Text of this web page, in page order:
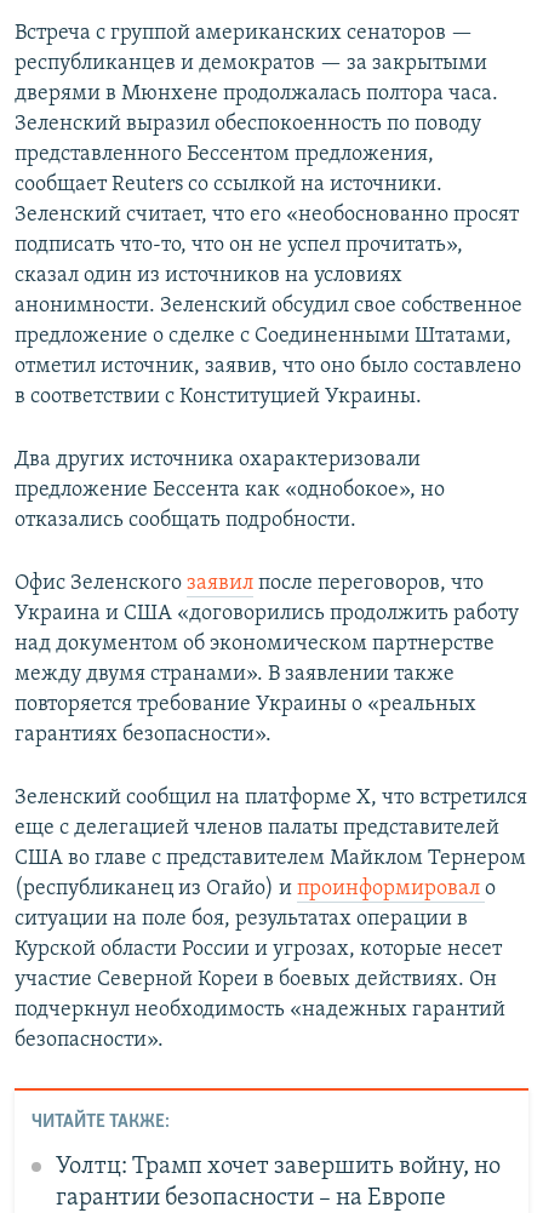
Встреча с группой американских сенаторов —
республиканцев и демократов — за закрытыми
дверями в Мюнхене продолжалась полтора часа.
Зеленский выразил обеспокоенность по поводу
представленного Бессентом предложения,
сообщает Reuters со ссылкой на источники.
Зеленский считает, что его «необоснованно просят
подписать что-то, что он не успел прочитать»,
сказал один из источников на условиях
анонимности. Зеленский обсудил свое собственное
предложение о сделке с Соединенными Штатами,
отметил источник, заявив, что оно было составлено
в соответствии с Конституцией Украины.
Два других источника охарактеризовали
предложение Бессента как «однобокое», но
отказались сообщать подробности.
Офис Зеленского заявил после переговоров, что
Украина и США «договорились продолжить работу
над документом об экономическом партнерстве
между двумя странами». В заявлении также
повторяется требование Украины о «реальных
гарантиях безопасности».
Зеленский сообщил на платформе X, что встретился
еще с делегацией членов палаты представителей
США во главе с представителем Майклом Тернером
(республиканец из Огайо) и проинформировал о
ситуации на поле боя, результатах операции в
Курской области России и угрозах, которые несет
участие Северной Кореи в боевых действиях. Он
подчеркнул необходимость «надежных гарантий
безопасности».
ЧИТАЙТЕ ТАКЖЕ:
Уолтц: Трамп хочет завершить войну, но
гарантии безопасности – на Европе